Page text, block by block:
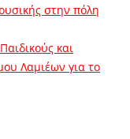
στην πόλη
και
Λαμιέων για το